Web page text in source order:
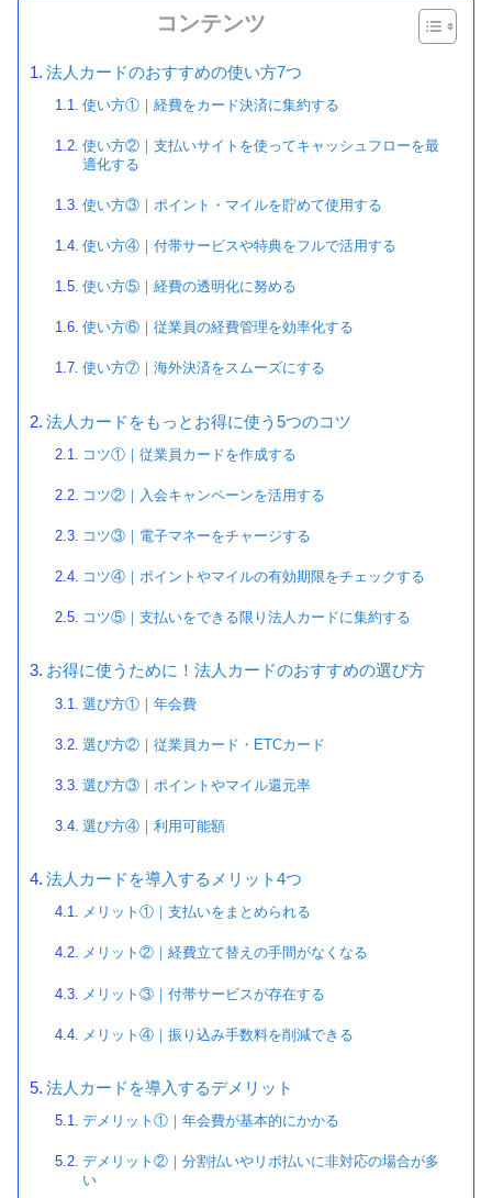
コンテンツ
法人カードのおすすめの使い方7つ
使い方①｜経費をカード決済に集約する
使い方②｜支払いサイトを使ってキャッシュフローを最
適化する
使い方③｜ポイント・マイルを貯めて使用する
使い方④｜付帯サービスや特典をフルで活用する
使い方⑤｜経費の透明化に努める
使い方⑥｜従業員の経費管理を効率化する
使い方⑦｜海外決済をスムーズにする
法人カードをもっとお得に使う5つのコツ
コツ①｜従業員カードを作成する
コツ②｜入会キャンペーンを活用する
コツ③｜電子マネーをチャージする
コツ④｜ポイントやマイルの有効期限をチェックする
コツ⑤｜支払いをできる限り法人カードに集約する
お得に使うために！法人カードのおすすめの選び方
選び方①｜年会費
選び方②｜従業員カード・ETCカード
選び方③｜ポイントやマイル還元率
選び方④｜利用可能額
法人カードを導入するメリット4つ
メリット①｜支払いをまとめられる
メリット②｜経費立て替えの手間がなくなる
メリット③｜付帯サービスが存在する
メリット④｜振り込み手数料を削減できる
法人カードを導入するデメリット
デメリット①｜年会費が基本的にかかる
デメリット②｜分割払いやリボ払いに非対応の場合が多
い